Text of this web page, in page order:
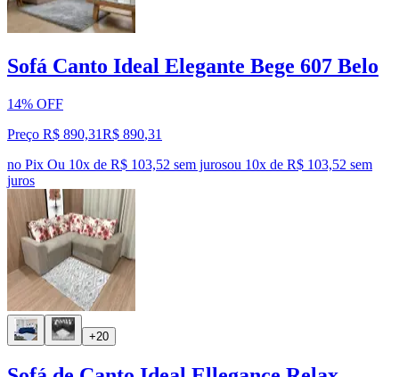
Sofá Canto Ideal Elegante Bege 607 Belo
14% OFF
Preço R$ 890,31R$ 890,31
no Pix Ou 10x de R$ 103,52 sem jurosou 10x de R$ 103,52 sem
juros
+20